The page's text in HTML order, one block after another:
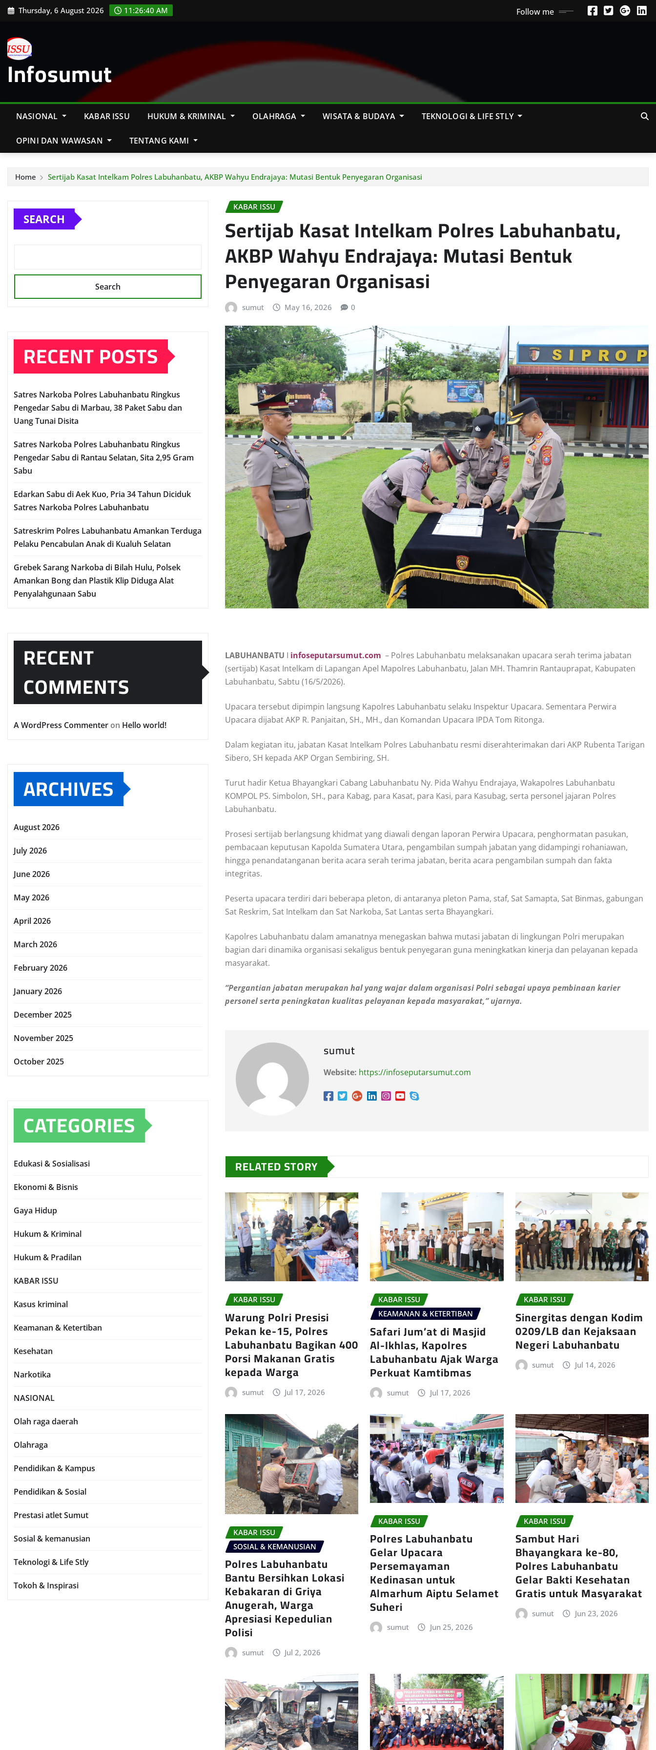
Skip Thursday, 6 August 2026 11:26:42 AM Follow me
Infosumut
NASIONAL KABAR ISSU HUKUM & KRIMINAL OLAHRAGA WISATA & BUDAYA TEKNOLOGI & LIFE STLY
OPINI DAN WAWASAN TENTANG KAMI
Home Sertijab Kasat Intelkam Polres Labuhanbatu, AKBP Wahyu Endrajaya: Mutasi Bentuk Penyegaran Organisasi
SEARCH
Search
RECENT POSTS
Satres Narkoba Polres Labuhanbatu Ringkus
Pengedar Sabu di Marbau, 38 Paket Sabu dan
Uang Tunai Disita
Satres Narkoba Polres Labuhanbatu Ringkus
Pengedar Sabu di Rantau Selatan, Sita 2,95 Gram
Sabu
Edarkan Sabu di Aek Kuo, Pria 34 Tahun Diciduk
Satres Narkoba Polres Labuhanbatu
Satreskrim Polres Labuhanbatu Amankan Terduga
Pelaku Pencabulan Anak di Kualuh Selatan
Grebek Sarang Narkoba di Bilah Hulu, Polsek
Amankan Bong dan Plastik Klip Diduga Alat
Penyalahgunaan Sabu
RECENT
COMMENTS
A WordPress Commenter on Hello world!
ARCHIVES
August 2026
July 2026
June 2026
May 2026
April 2026
March 2026
February 2026
January 2026
December 2025
November 2025
October 2025
CATEGORIES
Edukasi & Sosialisasi
Ekonomi & Bisnis
Gaya Hidup
Hukum & Kriminal
Hukum & Pradilan
KABAR ISSU
Kasus kriminal
Keamanan & Ketertiban
Kesehatan
Narkotika
NASIONAL
Olah raga daerah
Olahraga
Pendidikan & Kampus
Pendidikan & Sosial
Prestasi atlet Sumut
Sosial & kemanusian
Teknologi & Life Stly
Tokoh & Inspirasi
KABAR ISSU
Sertijab Kasat Intelkam Polres Labuhanbatu,
AKBP Wahyu Endrajaya: Mutasi Bentuk
Penyegaran Organisasi
sumut May 16, 2026 0
LABUHANBATU I infoseputarsumut.com – Polres Labuhanbatu melaksanakan upacara serah terima jabatan
(sertijab) Kasat Intelkam di Lapangan Apel Mapolres Labuhanbatu, Jalan MH. Thamrin Rantauprapat, Kabupaten
Labuhanbatu, Sabtu (16/5/2026).
Upacara tersebut dipimpin langsung Kapolres Labuhanbatu selaku Inspektur Upacara. Sementara Perwira
Upacara dijabat AKP R. Panjaitan, SH., MH., dan Komandan Upacara IPDA Tom Ritonga.
Dalam kegiatan itu, jabatan Kasat Intelkam Polres Labuhanbatu resmi diserahterimakan dari AKP Rubenta Tarigan
Sibero, SH kepada AKP Organ Sembiring, SH.
Turut hadir Ketua Bhayangkari Cabang Labuhanbatu Ny. Pida Wahyu Endrajaya, Wakapolres Labuhanbatu
KOMPOL PS. Simbolon, SH., para Kabag, para Kasat, para Kasi, para Kasubag, serta personel jajaran Polres
Labuhanbatu.
Prosesi sertijab berlangsung khidmat yang diawali dengan laporan Perwira Upacara, penghormatan pasukan,
pembacaan keputusan Kapolda Sumatera Utara, pengambilan sumpah jabatan yang didampingi rohaniawan,
hingga penandatanganan berita acara serah terima jabatan, berita acara pengambilan sumpah dan fakta
integritas.
Peserta upacara terdiri dari beberapa pleton, di antaranya pleton Pama, staf, Sat Samapta, Sat Binmas, gabungan
Sat Reskrim, Sat Intelkam dan Sat Narkoba, Sat Lantas serta Bhayangkari.
Kapolres Labuhanbatu dalam amanatnya menegaskan bahwa mutasi jabatan di lingkungan Polri merupakan
bagian dari dinamika organisasi sekaligus bentuk penyegaran guna meningkatkan kinerja dan pelayanan kepada
masyarakat.
“Pergantian jabatan merupakan hal yang wajar dalam organisasi Polri sebagai upaya pembinaan karier
personel serta peningkatan kualitas pelayanan kepada masyarakat,” ujarnya.
sumut
Website: https://infoseputarsumut.com
RELATED STORY
KABAR ISSU
Warung Polri Presisi
Pekan ke-15, Polres
Labuhanbatu Bagikan 400
Porsi Makanan Gratis
kepada Warga
sumut Jul 17, 2026
KABAR ISSU
KEAMANAN & KETERTIBAN
Safari Jum’at di Masjid
Al-Ikhlas, Kapolres
Labuhanbatu Ajak Warga
Perkuat Kamtibmas
sumut Jul 17, 2026
KABAR ISSU
Sinergitas dengan Kodim
0209/LB dan Kejaksaan
Negeri Labuhanbatu
sumut Jul 14, 2026
KABAR ISSU
SOSIAL & KEMANUSIAN
Polres Labuhanbatu
Bantu Bersihkan Lokasi
Kebakaran di Griya
Anugerah, Warga
Apresiasi Kepedulian
Polisi
sumut Jul 2, 2026
KABAR ISSU
Polres Labuhanbatu
Gelar Upacara
Persemayaman
Kedinasan untuk
Almarhum Aiptu Selamet
Suheri
sumut Jun 25, 2026
KABAR ISSU
Sambut Hari
Bhayangkara ke-80,
Polres Labuhanbatu
Gelar Bakti Kesehatan
Gratis untuk Masyarakat
sumut Jun 23, 2026